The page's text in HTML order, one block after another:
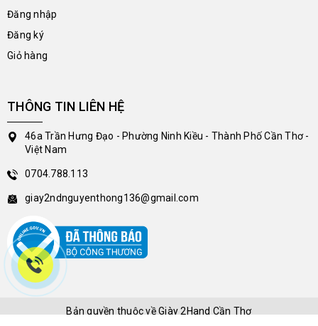
Đăng nhập
Đăng ký
Giỏ hàng
THÔNG TIN LIÊN HỆ
46a Trần Hưng Đạo - Phường Ninh Kiều - Thành Phố Cần Thơ -
Việt Nam
0704.788.113
giay2ndnguyenthong136@gmail.com
Bản quyền thuộc vềGiày 2Hand Cần Thơ